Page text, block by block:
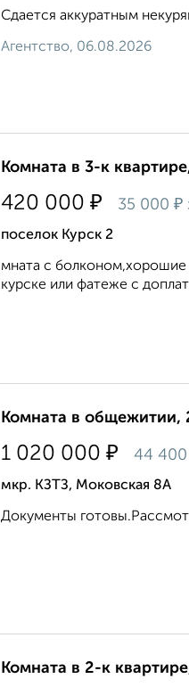
Сдается аккуратным
Агентство, 06.08.2026
Комната в 3-к
420 000 ₽ 35 000 ₽
поселок Курск 2
мната с болконом,хорошие
курске или фатеже с
Комната в общежитии,
1 020 000 ₽ 44 400
мкр. КЗТЗ, Моковская 8А
Документы
Комната в 2-к